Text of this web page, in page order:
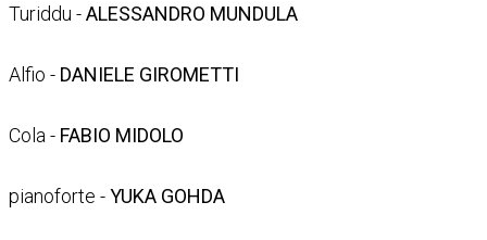
Turiddu -ALESSANDRO MUNDULA
Alfio - DANIELE GIROMETTI
Cola - FABIO MIDOLO
pianoforte -YUKA GOHDA